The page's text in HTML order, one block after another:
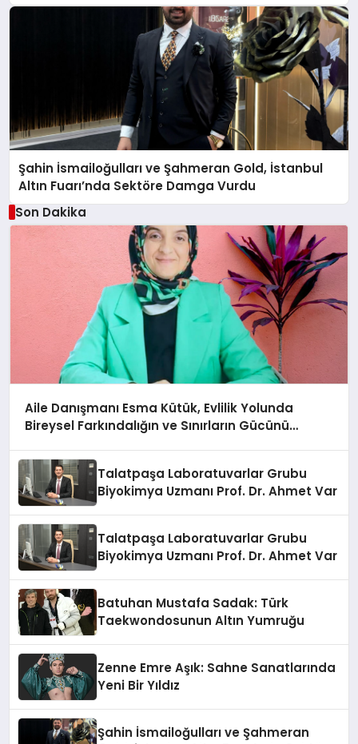
Şahin İsmailoğulları ve Şahmeran Gold, İstanbul
Altın Fuarı’nda Sektöre Damga Vurdu
Son Dakika
Aile Danışmanı Esma Kütük, Evlilik Yolunda
Bireysel Farkındalığın ve Sınırların Gücünü
Talatpaşa Laboratuvarlar Grubu
Biyokimya Uzmanı Prof. Dr. Ahmet Var
Talatpaşa Laboratuvarlar Grubu
Biyokimya Uzmanı Prof. Dr. Ahmet Var
Batuhan Mustafa Sadak: Türk
Taekwondosunun Altın Yumruğu
Zenne Emre Aşık: Sahne Sanatlarında
Yeni Bir Yıldız
Şahin İsmailoğulları ve Şahmeran